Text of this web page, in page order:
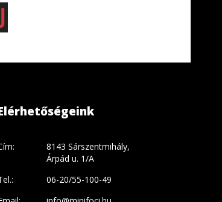
8143 Sárszentmihály,
Árpád u. 1/A
06-20/55-100-49